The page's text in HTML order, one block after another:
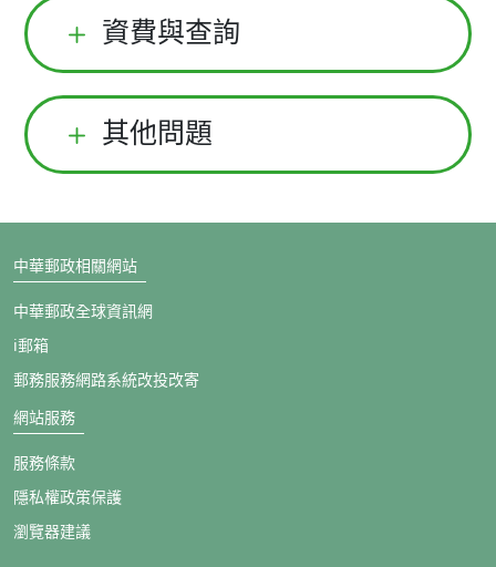
資費與查詢
其他問題
中華郵政相關網站
中華郵政全球資訊網
i郵箱
郵務服務網路系統改投改寄
網站服務
服務條款
隱私權政策保護
瀏覽器建議